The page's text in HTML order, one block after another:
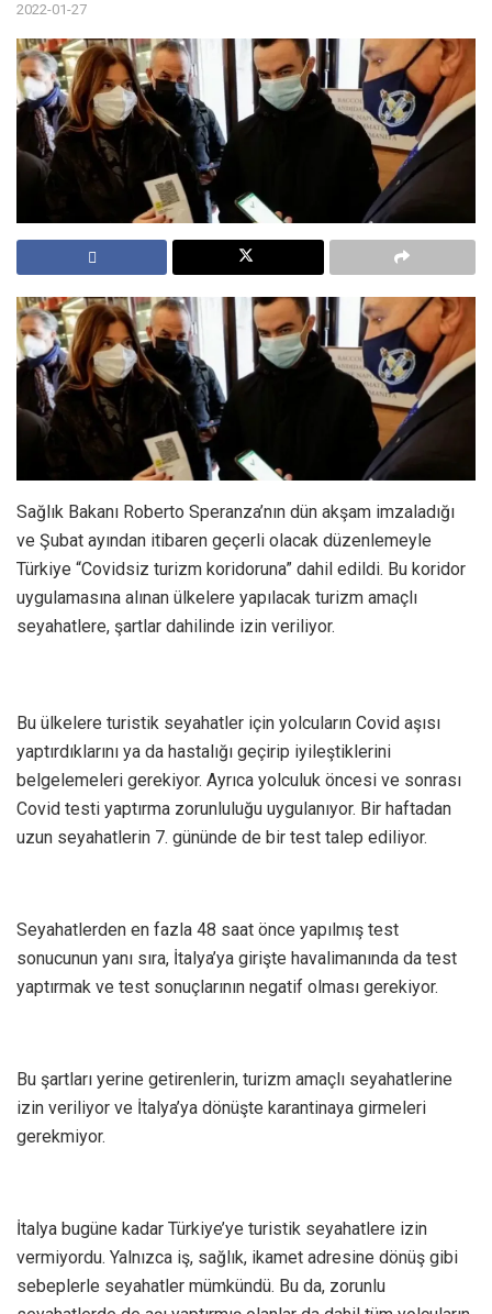
2022-01-27
Sağlık Bakanı Roberto Speranza’nın dün akşam imzaladığı
ve Şubat ayından itibaren geçerli olacak düzenlemeyle
Türkiye “Covidsiz turizm koridoruna” dahil edildi. Bu koridor
uygulamasına alınan ülkelere yapılacak turizm amaçlı
seyahatlere, şartlar dahilinde izin veriliyor.
Bu ülkelere turistik seyahatler için yolcuların Covid aşısı
yaptırdıklarını ya da hastalığı geçirip iyileştiklerini
belgelemeleri gerekiyor. Ayrıca yolculuk öncesi ve sonrası
Covid testi yaptırma zorunluluğu uygulanıyor. Bir haftadan
uzun seyahatlerin 7. gününde de bir test talep ediliyor.
Seyahatlerden en fazla 48 saat önce yapılmış test
sonucunun yanı sıra, İtalya’ya girişte havalimanında da test
yaptırmak ve test sonuçlarının negatif olması gerekiyor.
Bu şartları yerine getirenlerin, turizm amaçlı seyahatlerine
izin veriliyor ve İtalya’ya dönüşte karantinaya girmeleri
gerekmiyor.
İtalya bugüne kadar Türkiye’ye turistik seyahatlere izin
vermiyordu. Yalnızca iş, sağlık, ikamet adresine dönüş gibi
sebeplerle seyahatler mümkündü. Bu da, zorunlu